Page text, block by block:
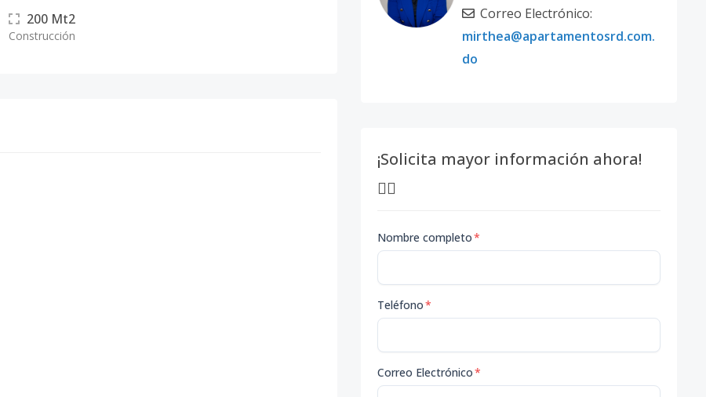
200 Mt2
Construcción
Correo Electrónico:
mirthea@apartamentosrd.com.
do
¡Solicita mayor información ahora!
👇🏽
Nombre completo*
Teléfono*
Correo Electrónico*